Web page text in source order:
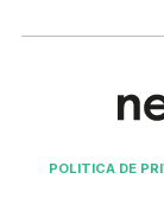
POLITICA DE